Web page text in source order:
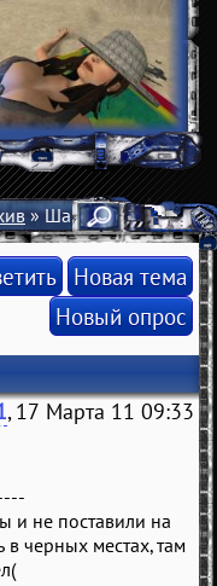
» Шапка
Новая тема
Новый опрос
, 17 Марта 11 09:33
и не поставили на
черных местах, там